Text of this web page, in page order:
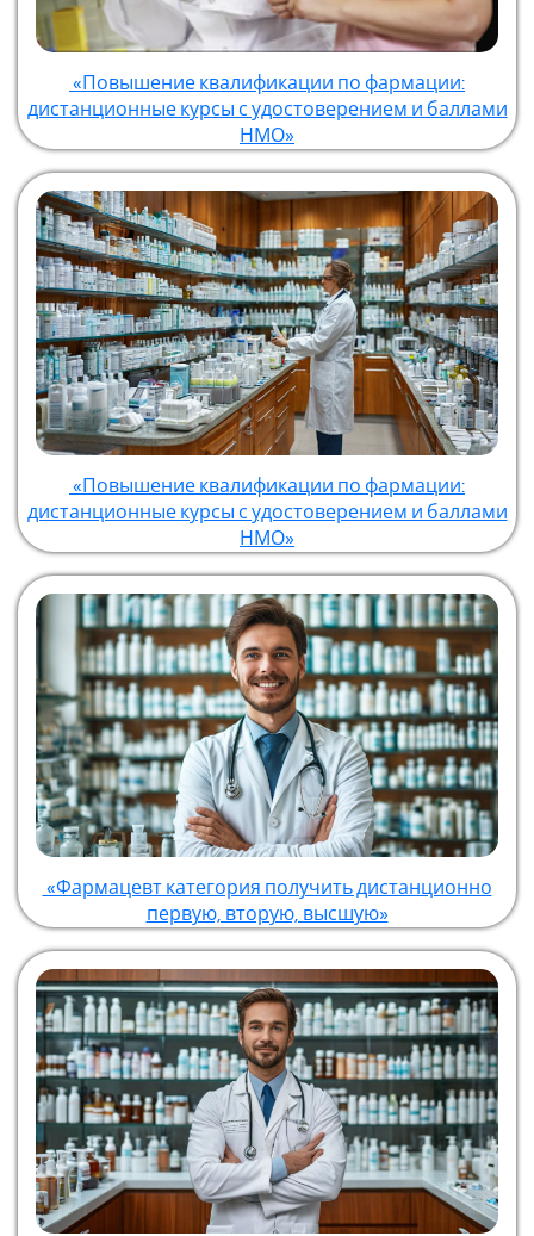
«Повышение квалификации по фармации:
дистанционные курсы с удостоверением и баллами
НМО»
«Повышение квалификации по фармации:
дистанционные курсы с удостоверением и баллами
НМО»
«Фармацевт категория получить дистанционно
первую, вторую, высшую»